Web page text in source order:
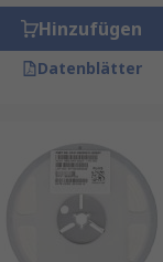
Hinzufügen
Datenblätter